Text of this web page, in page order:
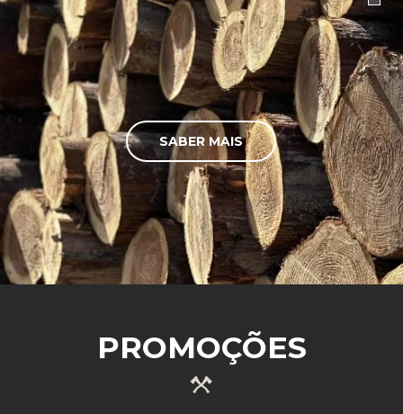
SABER MAIS
PROMOÇÕES